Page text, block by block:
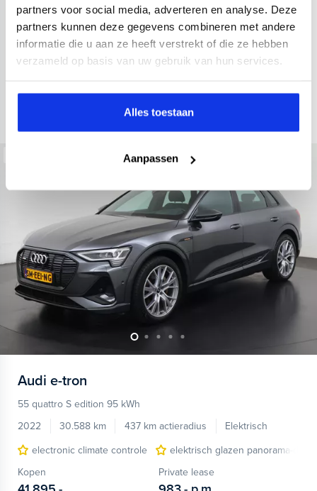
partners voor social media, adverteren en analyse. Deze
partners kunnen deze gegevens combineren met andere
informatie die u aan ze heeft verstrekt of die ze hebben
verzameld op basis van uw gebruik van hun services.
Alles toestaan
Aanpassen
Hybride benzine
Automaat
achteruitrijcamera
Apple Carplay/Android Auto
Kopen
Op aanvraag
Audi e-tron
55 quattro S edition 95 kWh
2022
30.588 km 437 km actieradius
Elektrisch
electronic climate controle
elektrisch glazen panorama-dak
Kopen
Private lease